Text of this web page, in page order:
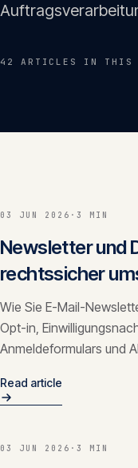
English
Get in touch
CONTACT
Gotthardstrasse 30, 6300
42 ARTICLE S IN THIS
03 JUN 2026 · 3 MIN
Newsletter und
rechtssicher
Wie Sie E-Mail-
Opt-in,
Anmeldeformulars und
Read article
03 JUN 2026 · 3 MIN